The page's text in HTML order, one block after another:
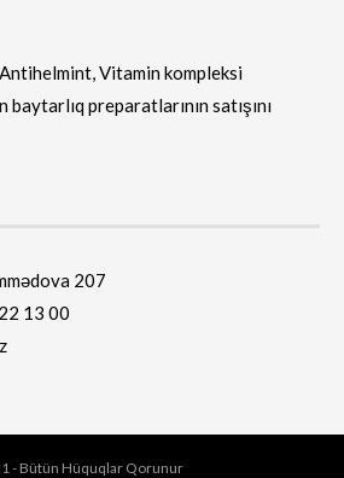
Vitamin kompleksi
preparatlarının satışını
207
13 00
- Bütün Hüquqlar Qorunur